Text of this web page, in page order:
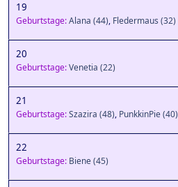
19
Geburtstage:Alana (44), Fledermaus (32)
20
Geburtstage:Venetia (22)
21
Geburtstage:Szazira (48), PunkkinPie(40)
22
Geburtstage: Biene(45)